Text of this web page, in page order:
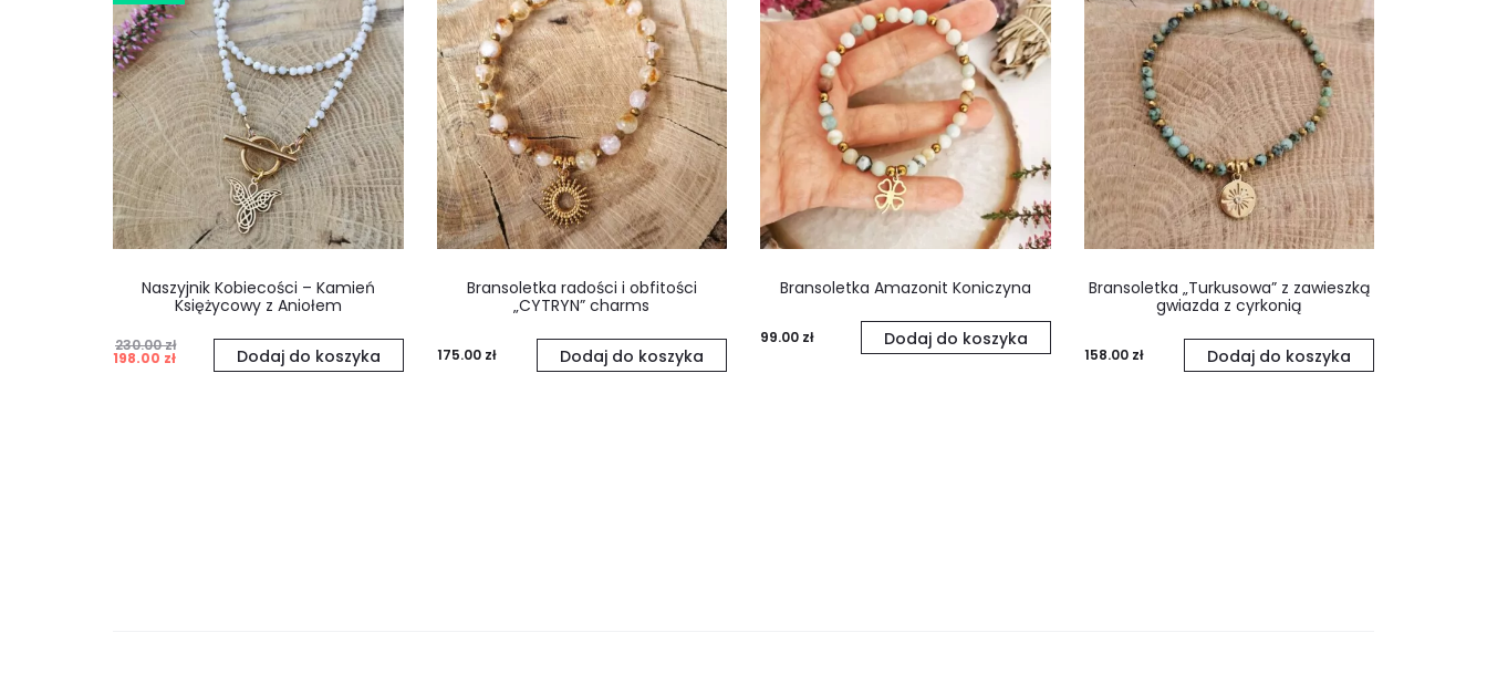
Naszyjnik Kobiecości – Kamień
Księżycowy z Aniołem
230.00zł
Pierwotna
198.00 zł
Aktualna
Dodaj do koszyka
Bransoletka radości i obfitości
„CYTRYN” charms
175.00 zł Dodaj do koszyka
Bransoletka Amazonit Koniczyna
99.00 zł Dodaj do koszyka
Bransoletka „Turkusowa” z zawieszką
gwiazda z cyrkonią
158.00 zł Dodaj do koszyka